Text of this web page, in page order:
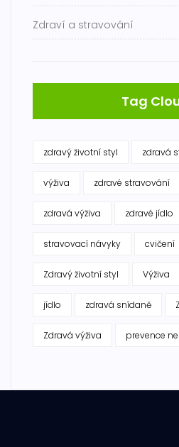
Zdraví a stravování
Tag
zdravý životní styl zdravá
výživa zdravé stravování
zdravá výživa zdravé jídlo
stravovací návyky cvičení
Zdravý životní styl Výživa
jídlo zdravá snídaně
Zdravá výživa prevence